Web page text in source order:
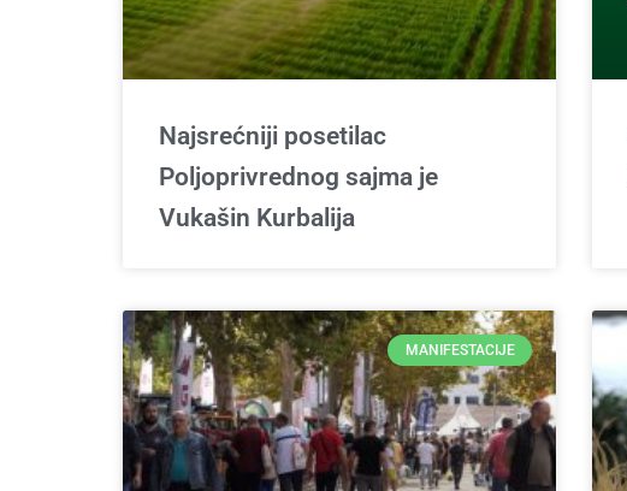
Najsrećniji posetilac
Poljoprivrednog sajma je
Vukašin Kurbalija
MANIFESTACIJE